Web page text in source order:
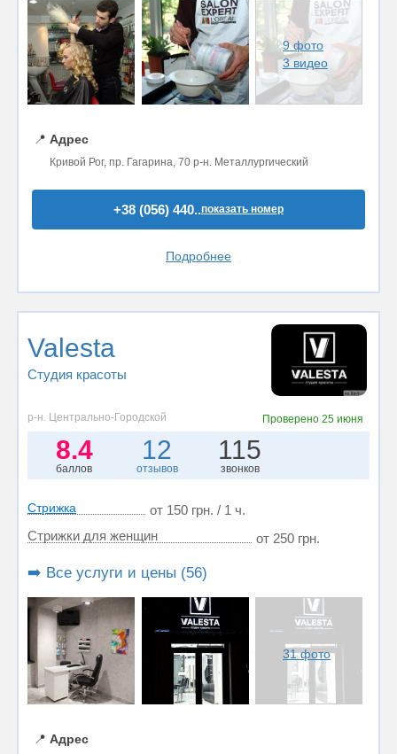
9 фото
3 видео
📍 Адрес
Кривой Рог, пр. Гагарина, 70 р-н. Металлургический
+38 (056) 440..показать номер
Подробнее
Valesta
Студия красоты
р-н. Центрально-Городской Проверено 25 июня
8.4
баллов
12
отзывов
115
звонков
Стрижка
от 150 грн. / 1 ч.
Стрижки для женщин
от 250 грн.
➡️ Все услуги и цены (56)
31 фото
📍 Адрес